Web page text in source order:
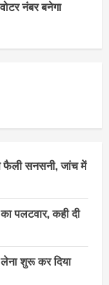
नंबर बनेगा
फैली सनसनी, जांच में
पलटवार, कही दी
शुरू कर दिया